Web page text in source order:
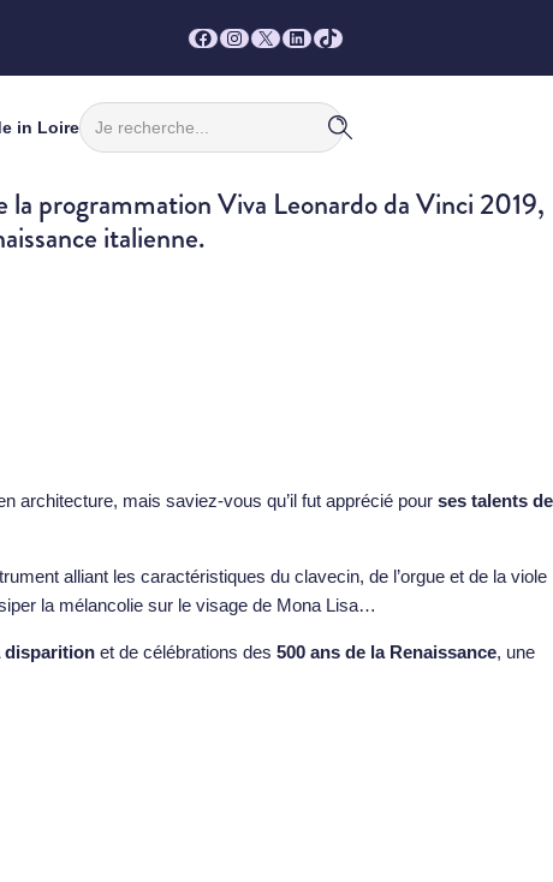
Facebook
Instagram
X LinkedIn
TikTok
in Loire
Rechercher
la programmation Viva Leonardo da Vinci 2019,
italienne.
architecture, mais saviez-vous qu’il fut apprécié pour ses talents de
alliant les caractéristiques du clavecin, de l’orgue et de la viole
la mélancolie sur le visage de Mona Lisa…
disparition et de célébrations des 500 ans de la Renaissance, une